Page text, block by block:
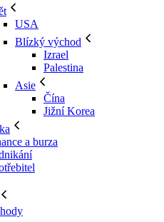
USA
Blízký východ
Izrael
Palestina
Asie
Čína
Jižní Korea
a burza